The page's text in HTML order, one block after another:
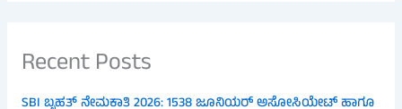
Recent Posts
SBI ಬೃಹತ್ ನೇಮಕಾತಿ 2026: 1538 ಜೂನಿಯರ್ ಅಸೋಸಿಯೇಟ್ ಹಾಗೂ